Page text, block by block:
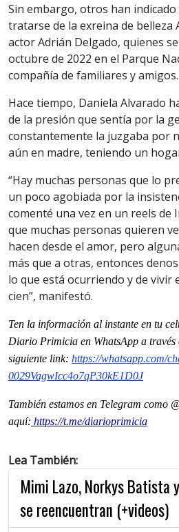
Sin embargo, otros han
tratarse de la exreina de belleza
actor Adrián Delgado, quienes
octubre de 2022 en el Parque
compañía de familiares y amigos.
Hace tiempo, Daniela Alvarado
de la presión que sentía por la
constantemente la juzgaba por
aún en madre, teniendo un
“Hay muchas personas que lo
un poco agobiada por la
comenté una vez en un reels de
que muchas personas quieren
hacen desde el amor, pero
más que a otras, entonces
lo que está ocurriendo y de vivir
cien”, manifestó.
Ten la información al instante en tu
Diario Primicia en WhatsApp a través
siguiente link: https://whatsapp.com/
0029VagwIcc4o7qP30kE1D0J
También estamos en Telegram como
aquí: https://t.me/diarioprimicia
Lea También:
Mimi Lazo, Norkys Batista
se reencuentran (+videos)